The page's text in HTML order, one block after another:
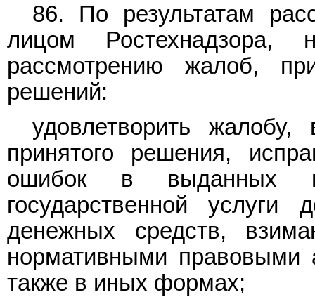
86. По результатам
лицом Ростехнадзора,
рассмотрению жалоб,
решений:
удовлетворить
принятого решения,
ошибок в выданных в
государственной услуги
денежных средств,
нормативными правовыми
также в иных формах;